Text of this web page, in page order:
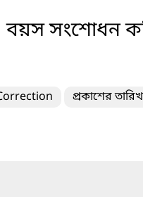
সংশোধন
প্রকাশের